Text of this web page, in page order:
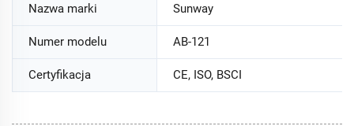
Nazwa marki Sunway
Numer modelu AB-121
Certyfikacja CE, ISO, BSCI